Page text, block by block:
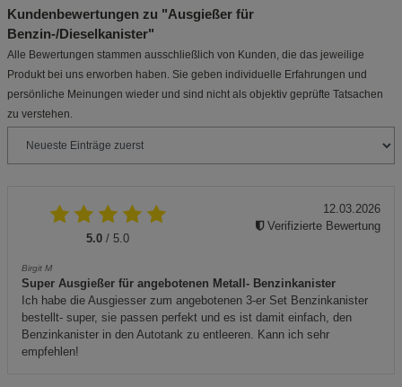
Kundenbewertungen zu "Ausgießer für
Benzin-/Dieselkanister"
Alle Bewertungen stammen ausschließlich von Kunden, die das jeweilige
Produkt bei uns erworben haben. Sie geben individuelle Erfahrungen und
persönliche Meinungen wieder und sind nicht als objektiv geprüfte Tatsachen
zu verstehen.
5.0 / 5.0
Birgit M
Super Ausgießer für angebotenen Metall- Benzinkanister
Ich habe die Ausgiesser zum angebotenen 3-er Set Benzinkanister
bestellt- super, sie passen perfekt und es ist damit einfach, den
Benzinkanister in den Autotank zu entleeren. Kann ich sehr
empfehlen!
12.03.2026
Verifizierte Bewertung